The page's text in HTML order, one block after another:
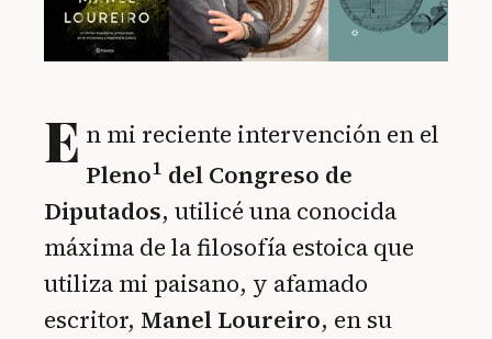
E n mi reciente intervención en el
Pleno1 del Congreso de
Diputados, utilicé una conocida
máxima de la filosofía estoica que
utiliza mi paisano, y afamado
escritor, Manel Loureiro, en su